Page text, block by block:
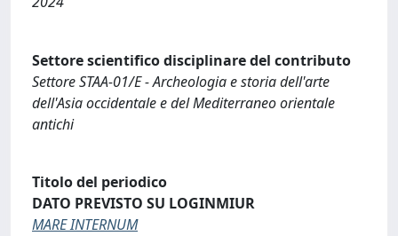
Settore scientifico disciplinare del contributo
Settore STAA-01/E - Archeologia e storia dell'arte
dell'Asia occidentale e del Mediterraneo orientale
antichi
Titolo del periodico
DATO PREVISTO SU LOGINMIUR
MARE INTERNUM